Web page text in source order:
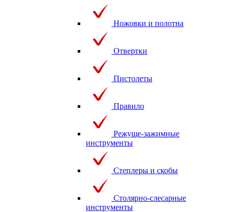
Ножовки и полотна
Отвертки
Пистолеты
Правило
Режуще-зажимные
инструменты
Степлеры и скобы
Столярно-слесарные
инструменты